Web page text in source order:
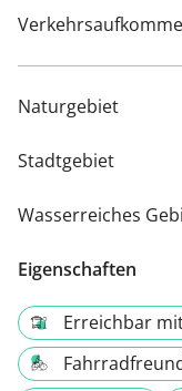
Naturgebiet
Stadtgebiet
Wasserreiches
Eigenschaften
Erreichbar